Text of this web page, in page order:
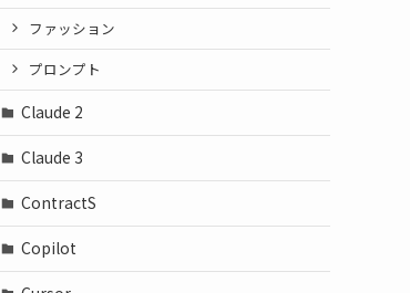
ファッション
プロンプト
Claude 2
Claude 3
ContractS
Copilot